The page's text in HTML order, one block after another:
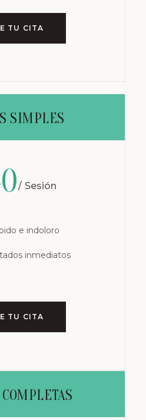
TU CITA
SIMPLES
Sesión
e indoloro
inmediatos
TU CITA